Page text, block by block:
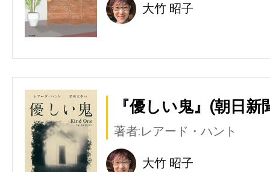
大竹 昭子
『優しい鬼』(朝日新
著者:レアード・ハント
大竹 昭子